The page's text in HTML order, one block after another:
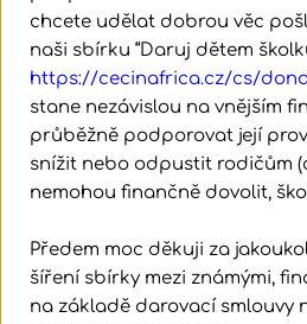
chcete udělat dobrou věc
https://cecinafrica.cz/cs/
stane nezávislou na vnějším
průběžně podporovat její
snížit nebo odpustit rodičům
nemohou finančně dovolit,
Předem moc děkuji za
šíření sbírky mezi známými,
na základě darovací smlouvy